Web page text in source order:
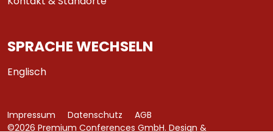
SPRACHE WECHSELN
Englisch
©2026 Premium Conferences GmbH. Design &
Impressum Datenschutz AGB